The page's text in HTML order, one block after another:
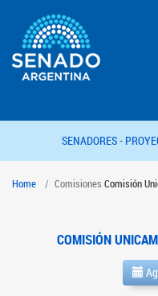
SENADORES -
Home Comisiones Comisión
COMISIÓN